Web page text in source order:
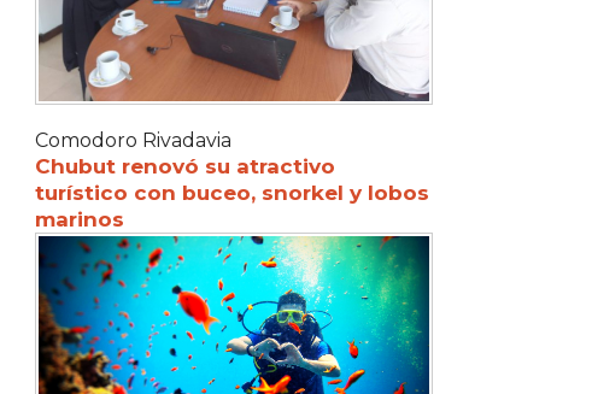
Comodoro Rivadavia
Chubut renovó su atractivo
turístico con buceo, snorkel y lobos
marinos